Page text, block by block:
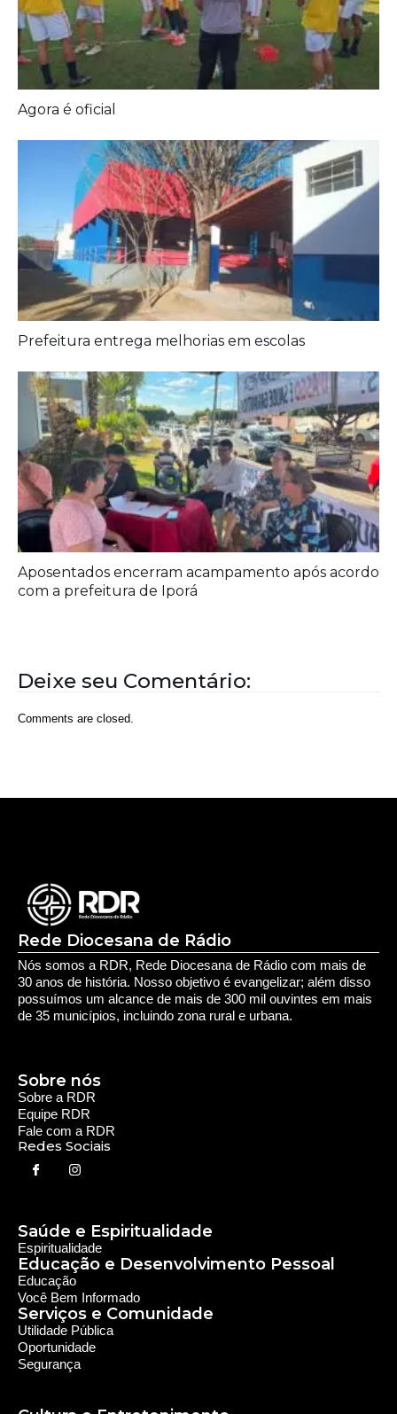
Agora é oficial
Prefeitura entrega melhorias em escolas
Aposentados encerram acampamento após acordo
com a prefeitura de Iporá
Deixe seu Comentário:
Comments are closed.
Rede Diocesana de Rádio
Nós somos a RDR, Rede Diocesana de Rádio com mais de
30 anos de história. Nosso objetivo é evangelizar; além disso
possuímos um alcance de mais de 300 mil ouvintes em mais
de 35 municípios, incluindo zona rural e urbana.
Sobre a RDR
Equipe RDR
Fale com a RDR
Redes Sociais
Sobre nós
Saúde e Espiritualidade
Espiritualidade
Educação e Desenvolvimento Pessoal
Educação
Você Bem Informado
Serviços e Comunidade
Utilidade Pública
Oportunidade
Segurança